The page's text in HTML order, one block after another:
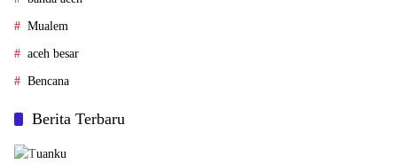
Mualem
aceh besar
Bencana
Berita Terbaru